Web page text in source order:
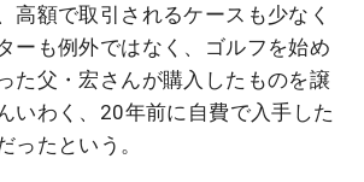
高額で取引されるケースも少なく
ーも例外ではなく、ゴルフを始め
た父・宏さんが購入したものを譲
いわく、20年前に自費で入手した
ったという。